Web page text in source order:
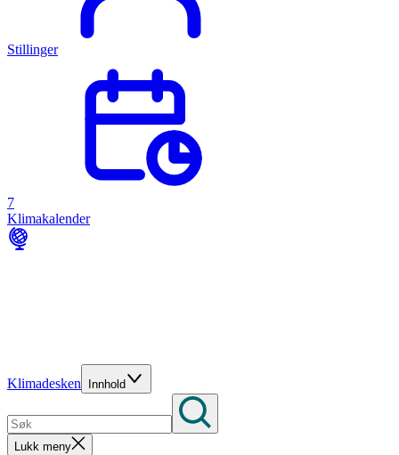
Stillinger
7
Klimakalender
Klimadesken Innhold
Lukk meny